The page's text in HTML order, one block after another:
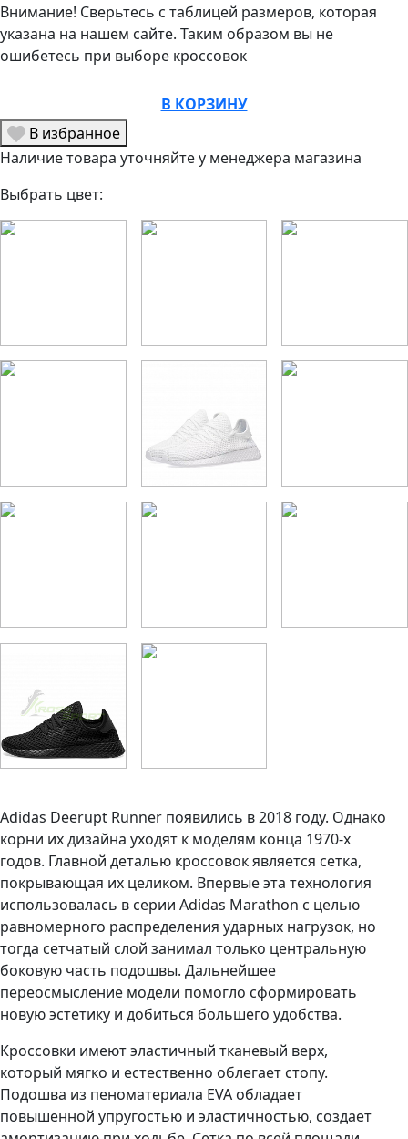
Внимание! Сверьтесь с таблицей размеров, которая
указана на нашем сайте. Таким образом вы не
ошибетесь при выборе кроссовок
В КОРЗИНУ
В избранное
Наличие товара уточняйте у менеджера магазина
Выбрать цвет:
Adidas Deerupt Runner появились в 2018 году. Однако
корни их дизайна уходят к моделям конца 1970-х
годов. Главной деталью кроссовок является сетка,
покрывающая их целиком. Впервые эта технология
использовалась в серии Adidas Marathon с целью
равномерного распределения ударных нагрузок, но
тогда сетчатый слой занимал только центральную
боковую часть подошвы. Дальнейшее
переосмысление модели помогло сформировать
новую эстетику и добиться большего удобства.
Кроссовки имеют эластичный тканевый верх,
который мягко и естественно облегает стопу.
Подошва из пеноматериала EVA обладает
повышенной упругостью и эластичностью, создает